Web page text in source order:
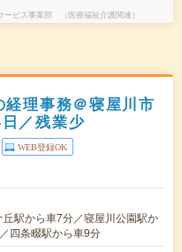
ビス事業部 （医療福祉介護関連）
経理事務＠寝屋川市
／残業少
WEB登録OK
駅から車7分／寝屋川公園駅か
四条畷駅から車9分